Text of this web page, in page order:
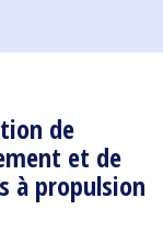
de
et de
à propulsion